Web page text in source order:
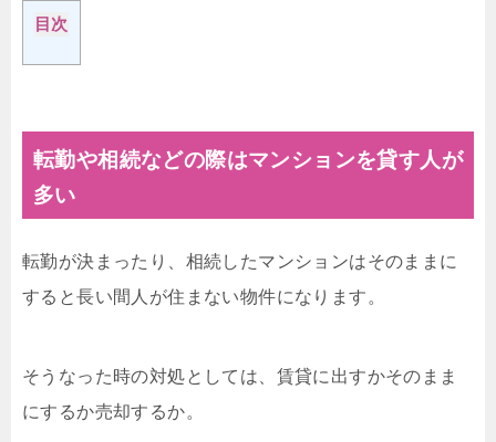
目次
転勤や相続などの際はマンションを貸す人が
多い
転勤が決まったり、相続したマンションはそのままに
すると長い間人が住まない物件になります。
そうなった時の対処としては、賃貸に出すかそのまま
にするか売却するか。